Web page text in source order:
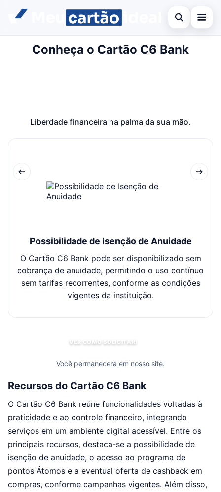
Abrir busca
InicialConheça o Cartão C6 Bank
Liberdade financeira na palma da sua mão.
Possibilidade de Isenção de Anuidade
O Cartão C6 Bank pode ser disponibilizado sem
cobrança de anuidade, permitindo o uso contínuo
sem tarifas recorrentes, conforme as condições
vigentes da instituição.
VER COMO SOLICITAR!
Você permanecerá em nosso site.
Recursos do Cartão C6 Bank
O Cartão C6 Bank reúne funcionalidades voltadas à
praticidade e ao controle financeiro, integrando
serviços em um ambiente digital acessível. Entre os
principais recursos, destaca-se a possibilidade de
isenção de anuidade, o acesso ao programa de
pontos Átomos e a eventual oferta de cashback em
compras, conforme campanhas vigentes. Além disso,